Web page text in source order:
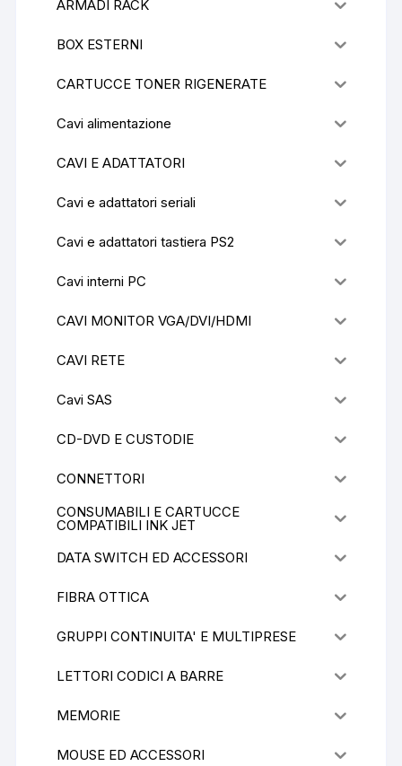
ARMADI RACK
BOX ESTERNI
CARTUCCE TONER RIGENERATE
Cavi alimentazione
CAVI E ADATTATORI
Cavi e adattatori seriali
Cavi e adattatori tastiera PS2
Cavi interni PC
CAVI MONITOR VGA/DVI/HDMI
CAVI RETE
Cavi SAS
CD-DVD E CUSTODIE
CONNETTORI
CONSUMABILI E CARTUCCE
COMPATIBILI INK JET
DATA SWITCH ED ACCESSORI
FIBRA OTTICA
GRUPPI CONTINUITA' E MULTIPRESE
LETTORI CODICI A BARRE
MEMORIE
MOUSE ED ACCESSORI